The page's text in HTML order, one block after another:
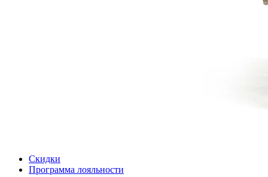
Скидки
Программа лояльности